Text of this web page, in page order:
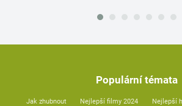
Populární témata
Jak zhubnout Nejlepší filmy 2024 Nejlepší